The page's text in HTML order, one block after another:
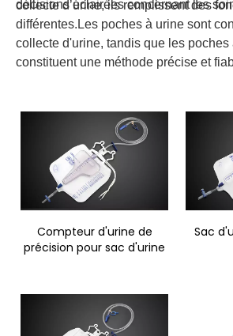
décisions éclairées concernant les
collecte d’urine, ils remplissent des
différentes.Les poches à urine sont
collecte d'urine, tandis que les poches
constituent une méthode précise et
débit urinaire des patients.Les
pour prendre des décisions éclairées
soins aux patients, tandis que les
utilisés pour surveiller le volume
Compteur d'urine de
précision pour sac d'urine
Sac